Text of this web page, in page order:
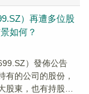
）再遭多位股
如何？
）發佈公告
有的公司的股份，
股東，也有持股比